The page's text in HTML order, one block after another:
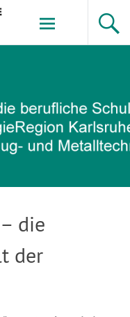
Zum
Inhalt
springen
die
der